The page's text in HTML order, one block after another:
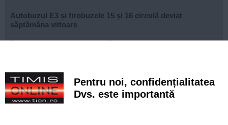
Autobuzul E3 și firobuzele 15 și 16 circulă deviat
săptămâna viitoare
Voluntariatul nu ia vacanță pentru elevii Școlii Postliceale
„Henri Coandă” Timișoara
Guvernul pregătește un plan pentru limitarea consumului
Pentru noi, confidențialitatea
Dvs. este importantă